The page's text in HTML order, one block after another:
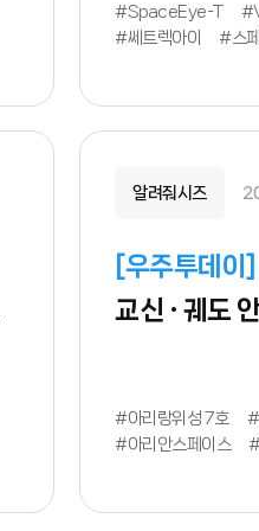
#SpaceEye-T
#쎄트렉아이
#스
알려줘시즈
[우주투데이]
교신 · 궤도
#아리랑위성 7호
#아리안스페이스